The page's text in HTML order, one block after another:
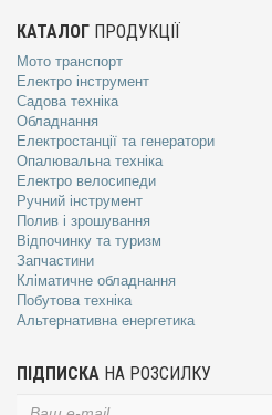
КАТАЛОГ ПРОДУКЦІЇ
Мото транспорт
Електро інструмент
Садова техніка
Обладнання
Електростанції та генератори
Опалювальна техніка
Електро велосипеди
Ручний інструмент
Полив і зрошування
Відпочинку та туризм
Запчастини
Кліматичне обладнання
Побутова техніка
Альтернативна енергетика
ПІДПИСКА НА РОЗСИЛКУ